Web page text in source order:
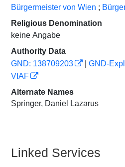
Bürgermeister von Wien ;
Religious Denomination
keine Angabe
Authority Data
GND: 138709203
GND-
VIAF
Alternate Names
Springer, Daniel Lazarus
Linked Services